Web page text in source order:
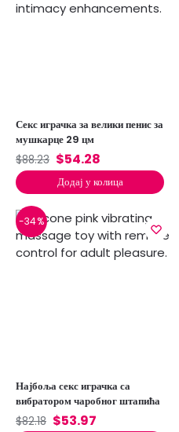
Секс играчка за велики пенис за
мушкарце 29 цм
$88.23 $54.28
Додај у колица
-34%
Најбоља секс играчка са
вибратором чаробног штапића
$82.18 $53.97